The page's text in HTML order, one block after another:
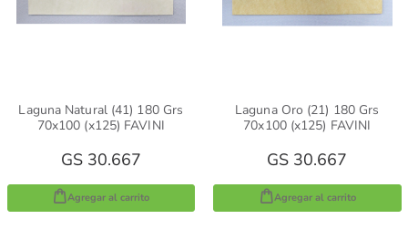
Laguna Natural (41) 180 Grs
70x100 (x125) FAVINI
GS 30.667
Agregar al carrito
Laguna Oro (21) 180 Grs
70x100 (x125) FAVINI
GS 30.667
Agregar al carrito